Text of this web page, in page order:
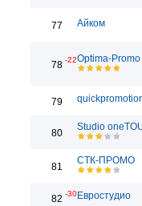
77 Айком
78 -22Optima-Promo
79
80
Studio
81
СТК-ПРОМО
82 -30Евростудио